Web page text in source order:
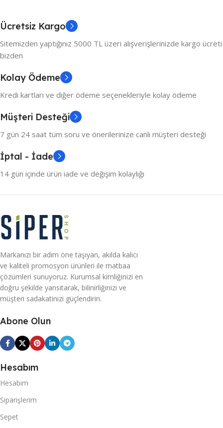
Ücretsiz Kargo
Sitemizden yaptığınız 5000 TL üzeri alışverişlerinizde kargo ücreti
bizden
Kolay Ödeme
Kredi kartları ve diğer ödeme seçenekleriyle kolay ödeme
Müşteri Desteği
7 gün 24 saat tüm soru ve önerilerinize canlı müşteri desteği
İptal - İade
14 gün içinde ürün iade ve değişim kolaylığı
Markanızı bir adım öne taşıyan, akılda kalıcı
ve kaliteli promosyon ürünleri ile matbaa
çözümleri sunuyoruz. Kurumsal kimliğinizi en
doğru şekilde yansıtarak, bilinirliğinizi ve
müşteri sadakatinizi güçlendirin.
Abone Olun
Hesabım
Hesabım
Siparişlerim
Sepet